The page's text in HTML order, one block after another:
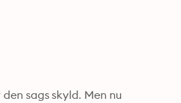
sags skyld. Men nu